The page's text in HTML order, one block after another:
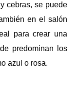
cebras, se puede
en el salón
para crear una
predominan los
azul o rosa.